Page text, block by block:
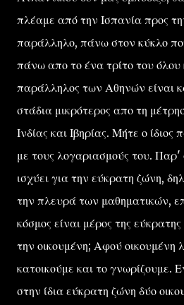
πλέαμε από την Ισπανία προς
παράλληλο, πάνω στον κύκλο
πάνω απο το ένα τρίτο του
παράλληλος των Αθηνών είναι
στάδια μικρότερος απο τη
Ινδίας και Ιβηρίας. Μήτε ο ίδιος
με τους λογαριασμούς του.
ισχύει για την εύκρατη ζώνη,
την πλευρά των μαθηματικών,
κόσμος είναι μέρος της
την οικουμένη; Αφού οικουμένη
κατοικούμε και το γνωρίζουμε.
στην ίδια εύκρατη ζώνη δύο